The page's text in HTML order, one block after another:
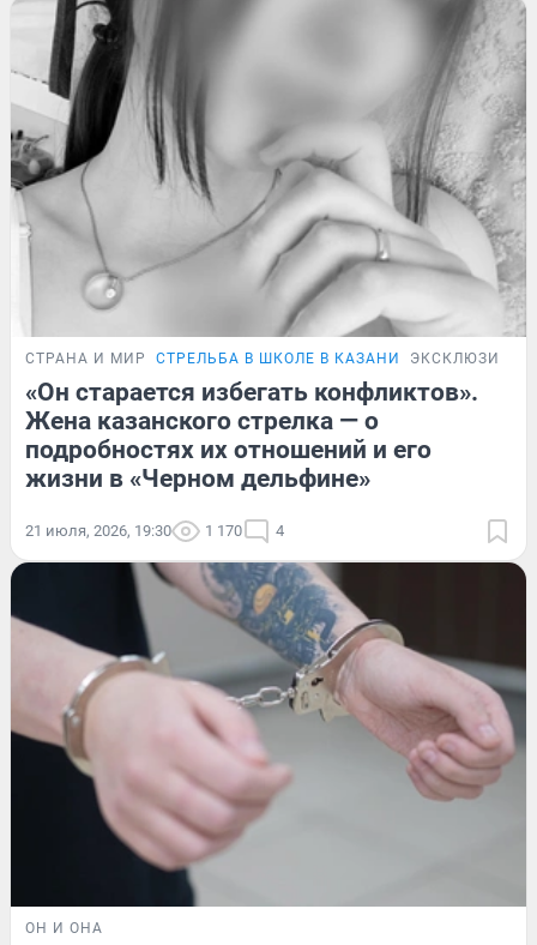
СТРАНА И МИР СТРЕЛЬБА В ШКОЛЕ В КАЗАНИ ЭКСКЛЮЗИВ
«Он старается избегать конфликтов».
Жена казанского стрелка — о
подробностях их отношений и его
жизни в «Черном дельфине»
21 июля, 2026, 19:30 1 170 4
ОН И ОНА